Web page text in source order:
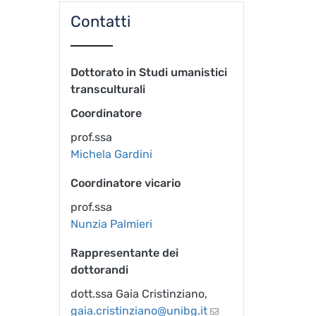
Contatti
Dottorato in Studi umanistici
transculturali
Coordinatore
prof.ssa
Michela Gardini
Coordinatore vicario
prof.ssa
Nunzia Palmieri
Rappresentante dei
dottorandi
dott.ssa Gaia Cristinziano,
gaia.cristinziano@unibg.it